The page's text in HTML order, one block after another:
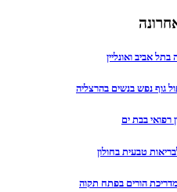
אביב ואונליין
גוף נפש בנשים בהרצליה
רפואי בבת ים
טבעית בחולון
הורים בפתח תקוה